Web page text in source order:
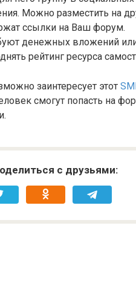
Можно разместить на
ссылки на Ваш форум.
денежных вложений
рейтинг ресурса
заинтересует этот
смогут попасть на
с друзьями: